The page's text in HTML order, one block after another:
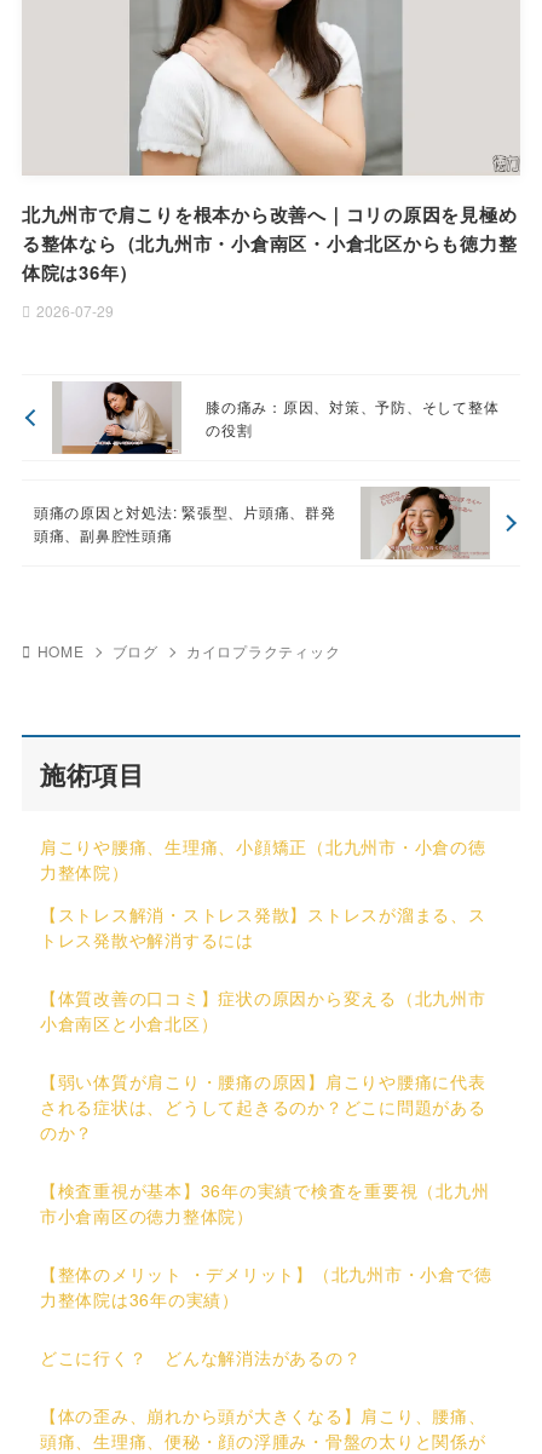
北九州市で肩こりを根本から改善へ｜コリの原因を見極め
る整体なら（北九州市・小倉南区・小倉北区からも徳力整
体院は36年）
2026-07-29
膝の痛み：原因、対策、予防、そして整体
の役割
頭痛の原因と対処法: 緊張型、片頭痛、群発
頭痛、副鼻腔性頭痛
HOME ブログ カイロプラクティック
施術項目
肩こりや腰痛、生理痛、小顔矯正（北九州市・小倉の徳
力整体院）
【ストレス解消・ストレス発散】ストレスが溜まる、ス
トレス発散や解消するには
【体質改善の口コミ】症状の原因から変える（北九州市
小倉南区と小倉北区）
【弱い体質が肩こり・腰痛の原因】肩こりや腰痛に代表
される症状は、どうして起きるのか？どこに問題がある
のか？
【検査重視が基本】36年の実績で検査を重要視（北九州
市小倉南区の徳力整体院）
【整体のメリット ・デメリット】（北九州市・小倉で徳
力整体院は36年の実績）
どこに行く？ どんな解消法があるの？
【体の歪み、崩れから頭が大きくなる】肩こり、腰痛、
頭痛、生理痛、便秘・顔の浮腫み・骨盤の太りと関係が